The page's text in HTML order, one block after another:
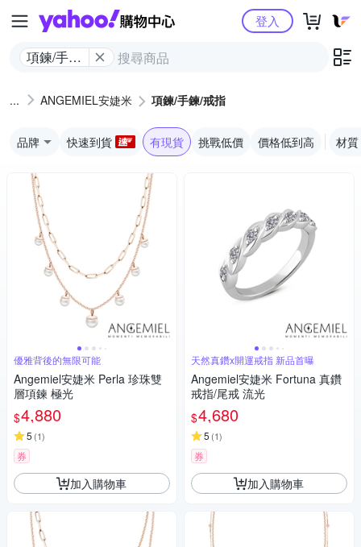
Yahoo購物中心
項鍊/手鍊/
登入
ANGEMIEL安婕米 項鍊/手鍊/戒指
品牌 快速到貨 有現貨 挑戰低價 價格低到高 材質
優雅背後的無限可能
Angemiel安婕米 Perla 珍珠雙
層項鍊 極光
$4,880
5 (1)
券
加入購物車
天然真鑽x開運戒指 新品首曝
Angemiel安婕米 Fortuna 真鑽
戒指/尾戒 流光
$4,680
5 (1)
券
加入購物車